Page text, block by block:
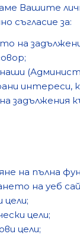
Вашите
съгласие за:
на
интереси,
задължения
на пълна
на уеб
цели;
цели;